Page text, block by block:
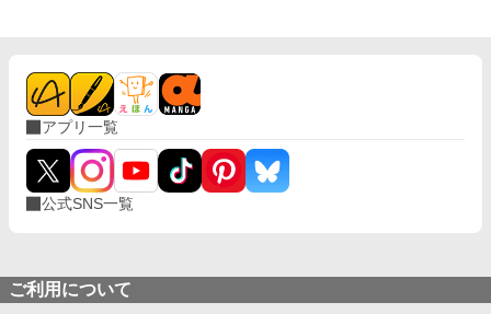
アプリ一覧
公式SNS一覧
ご利用について